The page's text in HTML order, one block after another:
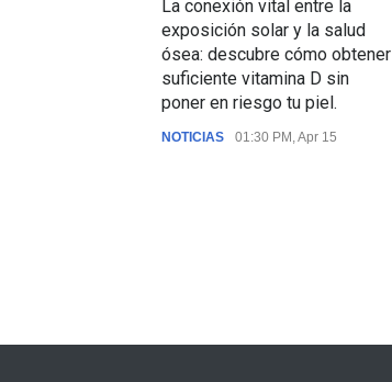
La conexión vital entre la
exposición solar y la salud
ósea: descubre cómo obtener
suficiente vitamina D sin
poner en riesgo tu piel.
NOTICIAS 01:30 PM, Apr 15